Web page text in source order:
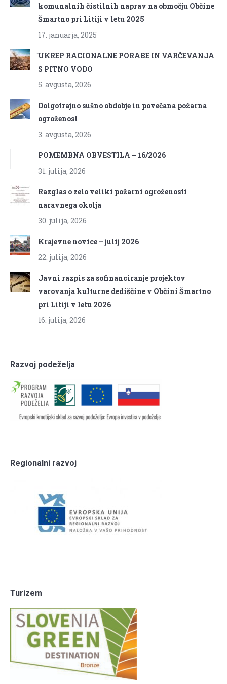
komunalnih čistilnih naprav na območju Občine
Šmartno pri Litiji v letu 2025
17. januarja, 2025
̌UKREP RACIONALNE PORABE IN VARČEVANJA
S PITNO VODO
5. avgusta, 2026
Dolgotrajno sušno obdobje in povečana požarna
ogroženost
3. avgusta, 2026
POMEMBNA OBVESTILA – 16/2026
31. julija, 2026
Razglas o zelo veliki požarni ogroženosti
naravnega okolja
30. julija, 2026
Krajevne novice – julij 2026
22. julija, 2026
Javni razpis za sofinanciranje projektov
varovanja kulturne dediščine v Občini Šmartno
pri Litiji v letu 2026
16. julija, 2026
Razvoj podeželja
Regionalni razvoj
Turizem